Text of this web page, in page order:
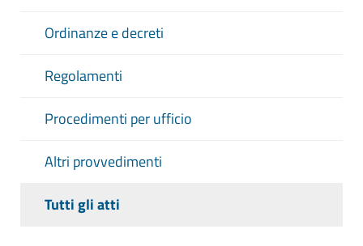
Ordinanze e decreti
Regolamenti
Procedimenti per ufficio
Altri provvedimenti
Tutti gli atti